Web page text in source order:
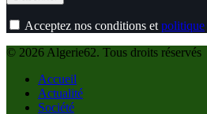
Acceptez nos conditions et politique
© 2026 Algerie62. Tous droits réservés
Accueil
Actualité
Société